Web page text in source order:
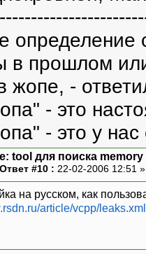
в прошлом
жопе, -
- это
- это у
tool для поиска memory
Ответ #10 : 22-02-2006 12:51
на русском, как
article/vcpp/leaks.xml